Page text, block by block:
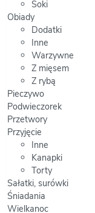
Soki
Obiady
Dodatki
Inne
Warzywne
Z mięsem
Z rybą
Pieczywo
Podwieczorek
Przetwory
Przyjęcie
Inne
Kanapki
Torty
Sałatki, surówki
Śniadania
Wielkanoc